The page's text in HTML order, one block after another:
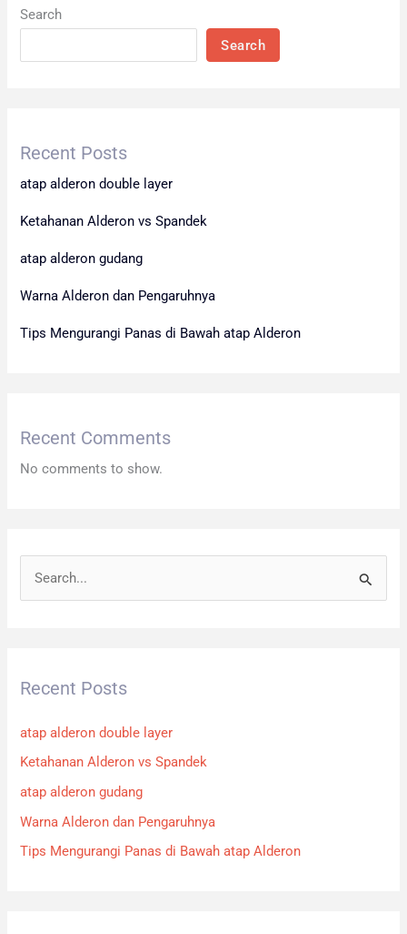
Search
Search
Recent Posts
atap alderon double layer
Ketahanan Alderon vs Spandek
atap alderon gudang
Warna Alderon dan Pengaruhnya
Tips Mengurangi Panas di Bawah atap Alderon
Recent Comments
No comments to show.
c
f
o
r
:
Recent Posts
atap alderon double layer
Ketahanan Alderon vs Spandek
atap alderon gudang
Warna Alderon dan Pengaruhnya
Tips Mengurangi Panas di Bawah atap Alderon